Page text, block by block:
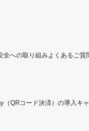
全への取り組みよくあるご質
（QRコード決済）の導入 キ